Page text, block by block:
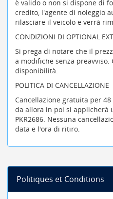
è valido o non si dispone di
credito, l'agente di noleggio
rilasciare il veicolo e verrà
CONDIZIONI DI OPTIONAL
Si prega di notare che il
a modifiche senza preavviso.
disponibilità.
POLITICA DI CANCELLAZIONE
Cancellazione gratuita per
da allora in poi si applicherà
PKR2686. Nessuna
data e l'ora di ritiro.
Politiques et Conditions